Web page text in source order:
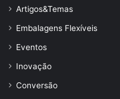
Artigos&Temas
Embalagens Flexíveis
Eventos
Inovação
Conversão